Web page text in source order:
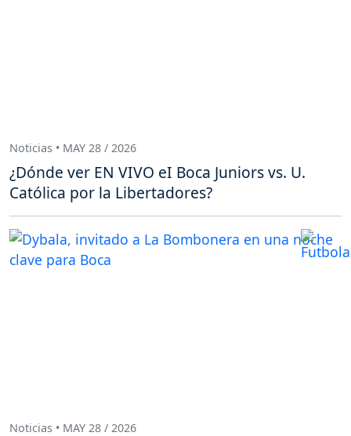
Noticias • MAY 28 / 2026
¿Dónde ver EN VIVO eI Boca Juniors vs. U.
Católica por la Libertadores?
Noticias • MAY 28 / 2026